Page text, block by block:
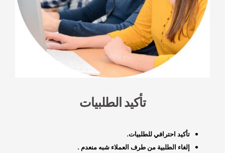
تأكيد الطلبيات
تأكيد احترافي للطلبيات.
إلغاء الطلبية من طرف العملاء شبه منعدم .